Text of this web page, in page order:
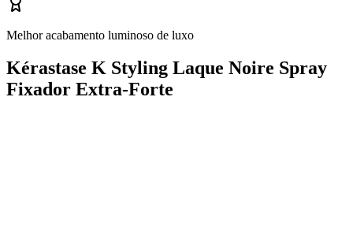
Melhor acabamento luminoso de luxo
Kérastase K Styling Laque Noire Spray
Fixador Extra-Forte